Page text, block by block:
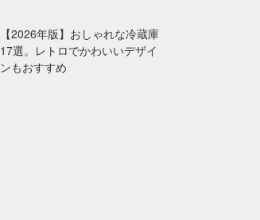
【2026年版】おしゃれな冷蔵庫
17選。レトロでかわいいデザイ
ンもおすすめ